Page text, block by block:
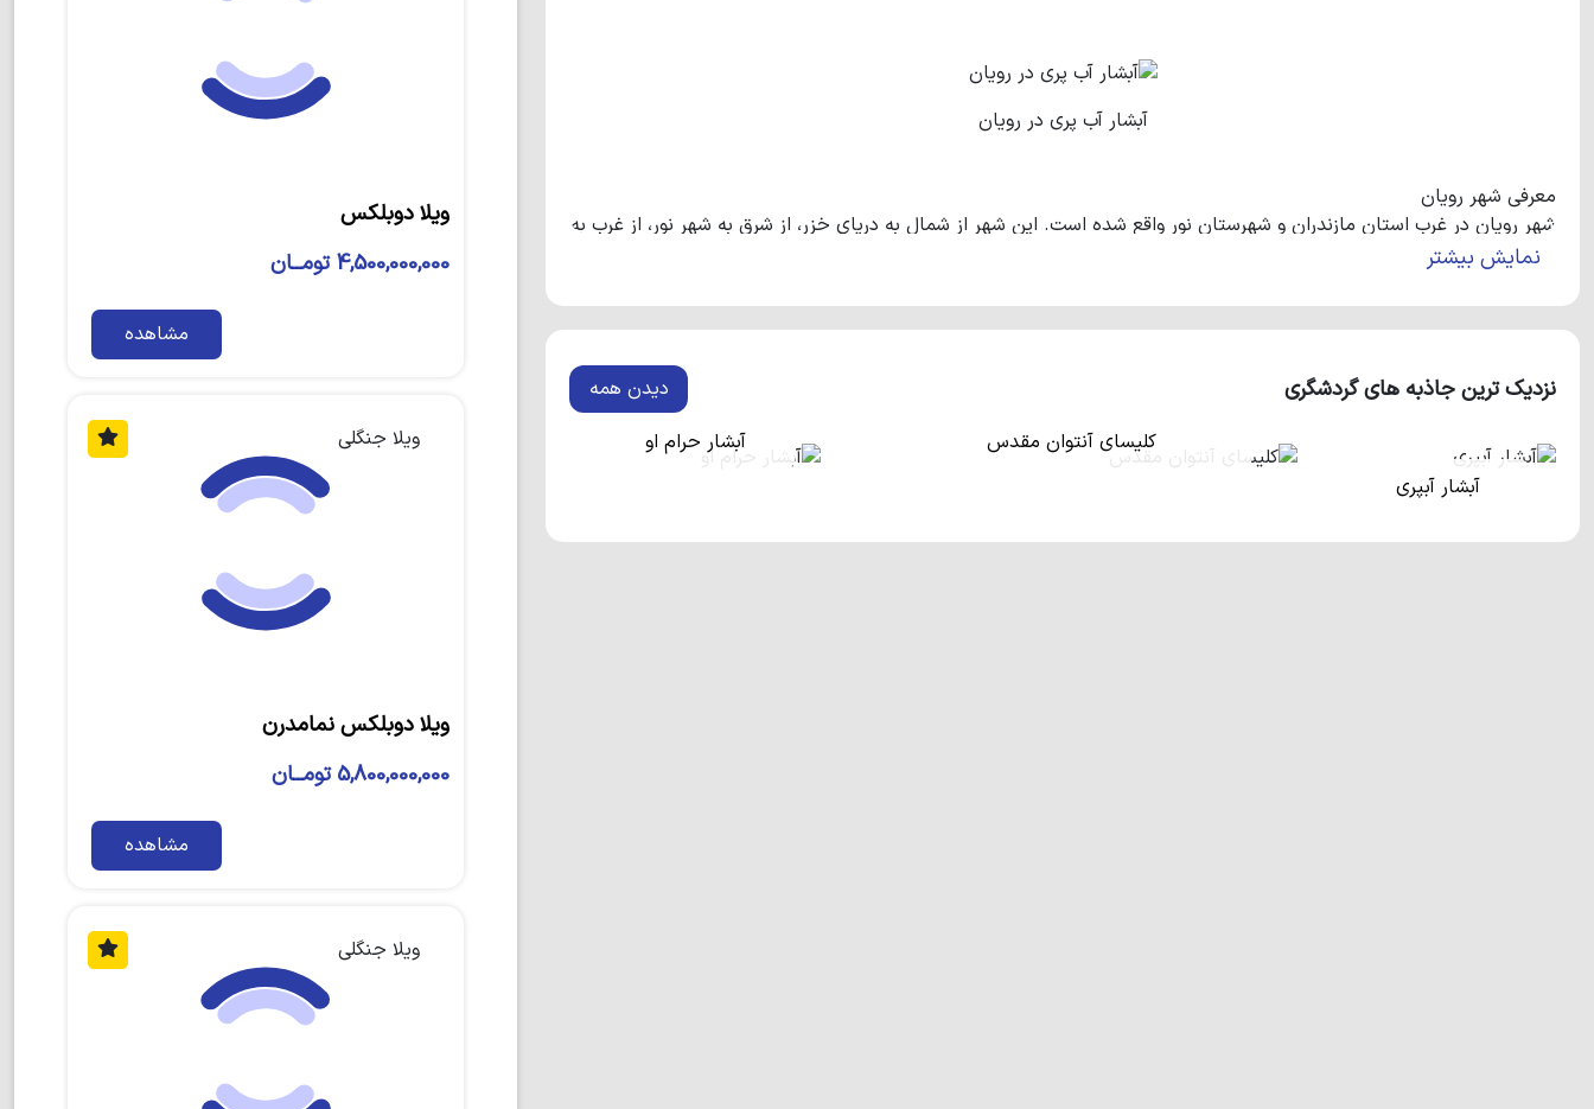
آبشار آب پری در رویان
معرفی شهر رویان
شهر رویان در غرب استان مازندران و شهرستان نور واقع شده است. این شهر از شمال به دریای خزر، از شرق به شهر نور، از غرب به
جاذبه‌های طبیعی و اماکن دیدنی شهر رویان
شهر رویان به دلیل برخورداری از سواحل زیبا، پوشش جنگلی و ناحیه کوهستانی، یکی از پربازدیدترین مناطق شمال کشور محسوب
می‌شود. پارک جنگلی رویان با مساحت 205 هکتار و امکانات رفاهی متعدد، در ابتدای مسیر کوهستانی قرار دارد. به دلیل وجود
پلاژهای مردانه و زنانه و ویلاهای خوش‌ساخت زیادی که در نزدیکی دریا واقع شده است، در ایام تعطیل سواحل رویان از شلوغ‌ترین
تماشایی هستند که در نزدیکی شهر رویان واقع شده‌اند.
نمایش بیشتر
نزدیک ترین جاذبه های گردشگری دیدن همه
آبشار آبپری
کلیسای آنتوان مقدس آبشار حرام او
ویلا دوبلکس
4,500,000,000 تومــان
مشاهده
ویلا جنگلی
ویلا دوبلکس نمامدرن
5,800,000,000 تومــان
مشاهده
ویلا جنگلی